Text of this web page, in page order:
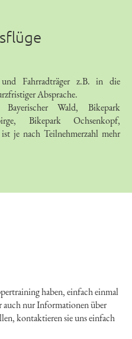
Fahrradträger z.B. in die
Absprache.
Bayerischer Wald, Bikepark
Bikepark Ochsenkopf,
je nach Teilnehmerzahl mehr
haben, einfach einmal
auch nur Informationen über
kontaktieren sie uns einfach